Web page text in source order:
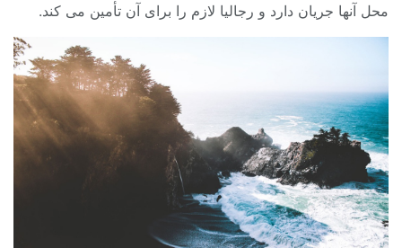
محل آنها جریان دارد و رجالیا لازم را برای آن تأمین می کند.